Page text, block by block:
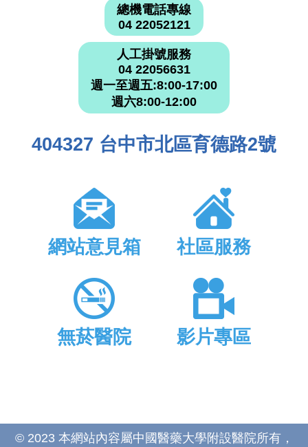
總機電話專線
04 22052121
人工掛號服務
04 22056631
週一至週五:8:00-17:00
週六8:00-12:00
404327 台中市北區育德路2號
網站意見箱 社區服務
無菸醫院 影片專區
© 2023 本網站內容屬中國醫藥大學附設醫院所有，